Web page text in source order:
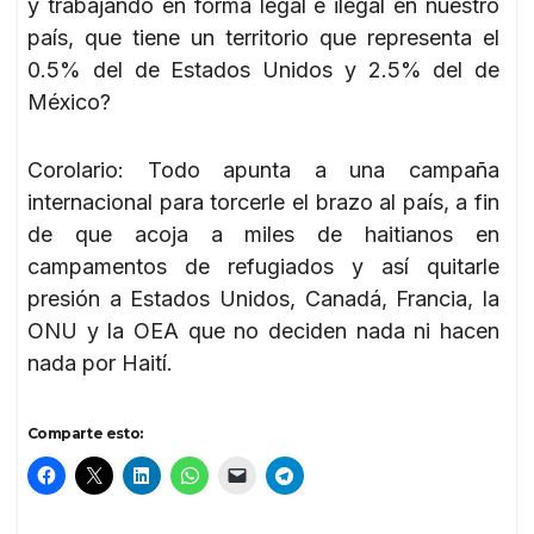
y trabajando en forma legal e ilegal en nuestro
país, que tiene un territorio que representa el
0.5% del de Estados Unidos y 2.5% del de
México?
Corolario: Todo apunta a una campaña
internacional para torcerle el brazo al país, a fin
de que acoja a miles de haitianos en
campamentos de refugiados y así quitarle
presión a Estados Unidos, Canadá, Francia, la
ONU y la OEA que no deciden nada ni hacen
nada por Haití.
Comparte esto: